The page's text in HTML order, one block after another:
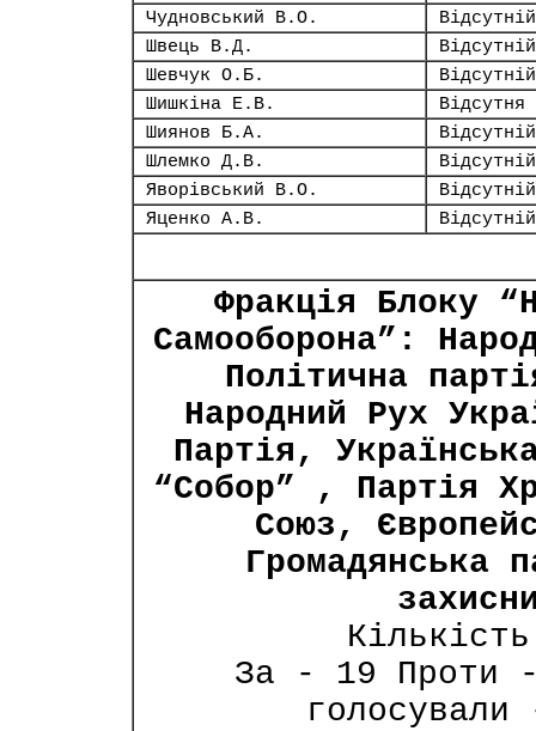
Чудновський В.О.
Відсутній
Швець В.Д.
Відсутній
Шевчук О.Б.
Відсутній
Шишкіна Е.В.
Відсутня
Шиянов Б.А.
Відсутній
Шлемко Д.В.
Відсутній
Яворівський В.О.
Відсутній
Яценко А.В.
Відсутній
Фракція Блоку
Самооборона”:
Політична
Народний Рух
Партія,
“Собор” , Партія
Союз,
Громадянська
За - 19 Проти